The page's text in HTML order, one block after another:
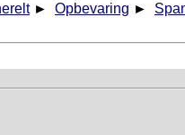
► Opbevaring ►